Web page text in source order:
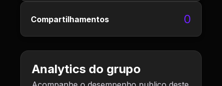
Compartilhamentos 0
Analytics do grupo